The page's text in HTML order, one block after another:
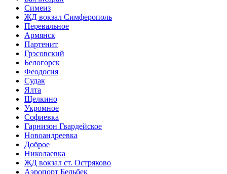
Симеиз
ЖД вокзал Симферополь
Перевальное
Армянск
Партенит
Грэсовский
Белогорск
Феодосия
Судак
Ялта
Щелкино
Укромное
Софиевка
Гарнизон Гвардейское
Новоандреевка
Доброе
Николаевка
ЖД вокзал ст. Остряково
Аэропорт Бельбек